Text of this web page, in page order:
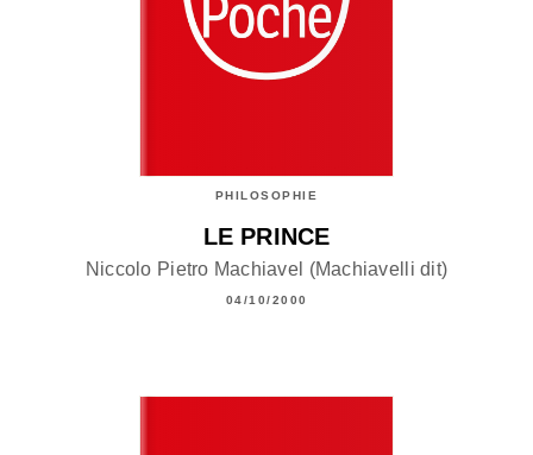
PHILOSOPHIE
LE PRINCE
Niccolo Pietro Machiavel (Machiavelli dit)
04/10/2000